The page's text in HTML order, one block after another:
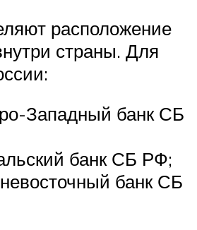
расположение
страны. Для
Западный банк СБ
банк СБ РФ;
банк СБ